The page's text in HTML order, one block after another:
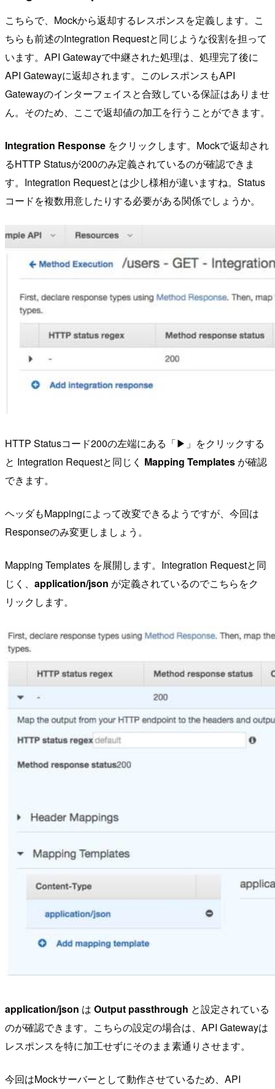
こちらで、Mockから返却するレスポンスを定義します。こ
ちらも前述のIntegration Requestと同じような役割を担って
います。API Gatewayで中継された処理は、処理完了後に
API Gatewayに返却されます。このレスポンスもAPI
Gatewayのインターフェイスと合致している保証はありませ
ん。そのため、ここで返却値の加工を行うことができます。
Integration Response をクリックします。Mockで返却され
るHTTP Statusが200のみ定義されているのが確認できま
す。Integration Requestとは少し様相が違いますね。Status
コードを複数用意したりする必要がある関係でしょうか。
HTTP Statusコード200の左端にある「▶」をクリックする
と Integration Requestと同じく Mapping Templates が確認
できます。
ヘッダもMappingによって改変できるようですが、今回は
Responseのみ変更しましょう。
Mapping Templates を展開します。Integration Requestと同
じく、 application/json が定義されているのでこちらをク
リックします。
application/json は Output passthrough と設定されている
のが確認できます。こちらの設定の場合は、API Gatewayは
レスポンスを特に加工せずにそのまま素通りさせます。
今回はMockサーバーとして動作させているため、API